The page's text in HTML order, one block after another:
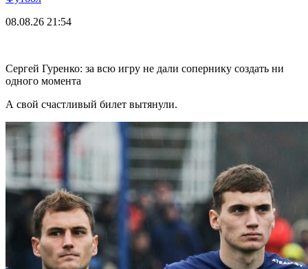
08.08.26 21:54
Сергей Гуренко: за всю игру не дали сопернику создать ни
одного момента
А свой счастливый билет вытянули.